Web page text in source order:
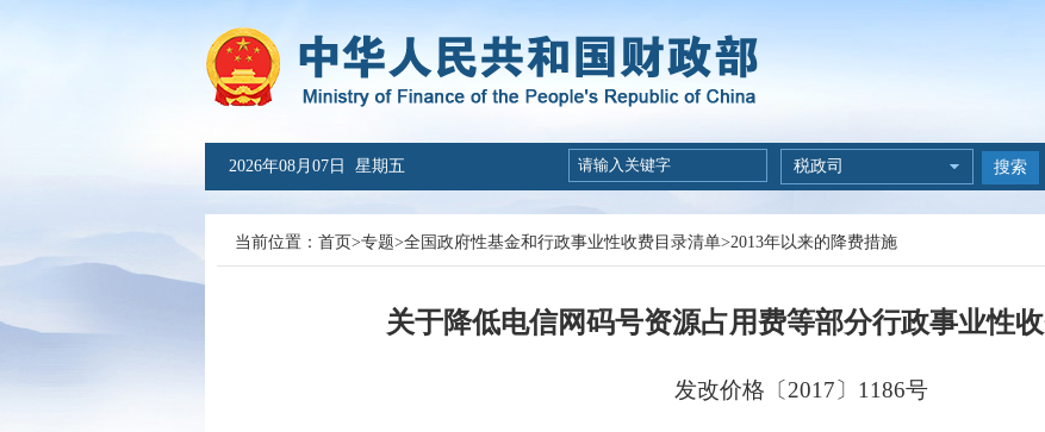
2026年08月07日 星期五 税政司 搜索
当前位置： 首页>专题>全国政府性基金和行政事业性收费目录清单>2013年以来的降费措施
关于降低电信网码号资源占用费等部分行政事业性
发改价格〔 2017 〕 1186号